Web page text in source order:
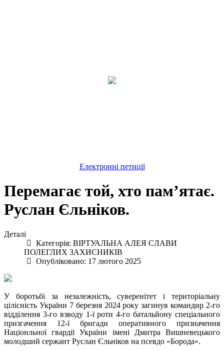
Електронні петиції
Перемагає той, хто пам’ятає.
Руслан Єльніков.
Деталі
Категорія: ВІРТУАЛЬНА АЛЕЯ СЛАВИ
ПОЛЕГЛИХ ЗАХИСНИКІВ
Опубліковано: 17 лютого 2025
У боротьбі за незалежність, суверенітет і територіальну
цілісність України 7 березня 2024 року загинув командир 2-го
відділення 3-го взводу 1-ї роти 4-го батальйону спеціального
призгачення 12-ї бригади оперативного призначення
Націонльної гвардії України імені Дмитра Вишневецького
молодший сержант Руслан Єльніков на псевдо «Борода».